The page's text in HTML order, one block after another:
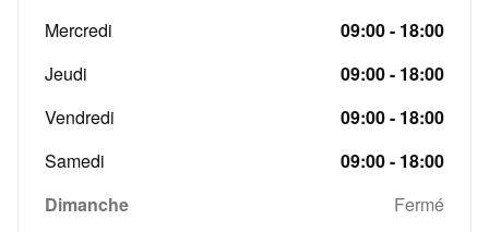
Mercredi
09:00 - 18:00
Jeudi
09:00 - 18:00
Vendredi
09:00 - 18:00
Samedi
09:00 - 18:00
Dimanche
Fermé